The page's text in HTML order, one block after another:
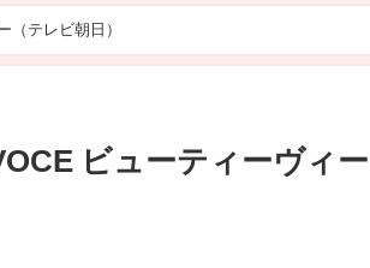
（テレビ朝日）
ビューティーヴィ